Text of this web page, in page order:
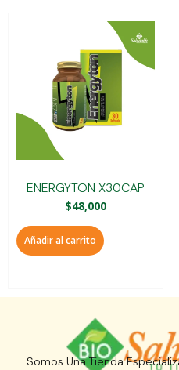
ENERGYTON X30CAP
$48,000
Añadir al carrito
Somos Una Tienda